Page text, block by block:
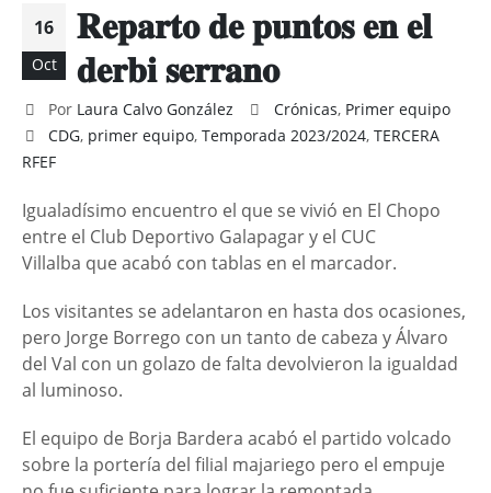
16
Oct
𝐑𝐞𝐩𝐚𝐫𝐭𝐨 𝐝𝐞 𝐩𝐮𝐧𝐭𝐨𝐬 𝐞𝐧 𝐞𝐥
𝐝𝐞𝐫𝐛𝐢 𝐬𝐞𝐫𝐫𝐚𝐧𝐨
Por Laura Calvo González Crónicas, Primer equipo
CDG, primer equipo,Temporada 2023/2024,TERCERA
RFEF
Igualadísimo encuentro el que se vivió en El Chopo
entre el Club Deportivo Galapagar y el CUC
Villalba que acabó con tablas en el marcador.
Los visitantes se adelantaron en hasta dos ocasiones,
pero Jorge Borrego con un tanto de cabeza y Álvaro
del Val con un golazo de falta devolvieron la igualdad
al luminoso.
El equipo de Borja Bardera acabó el partido volcado
sobre la portería del filial majariego pero el empuje